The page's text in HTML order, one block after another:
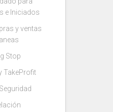
e Iniciados
y ventas
Stop
TakeProfit